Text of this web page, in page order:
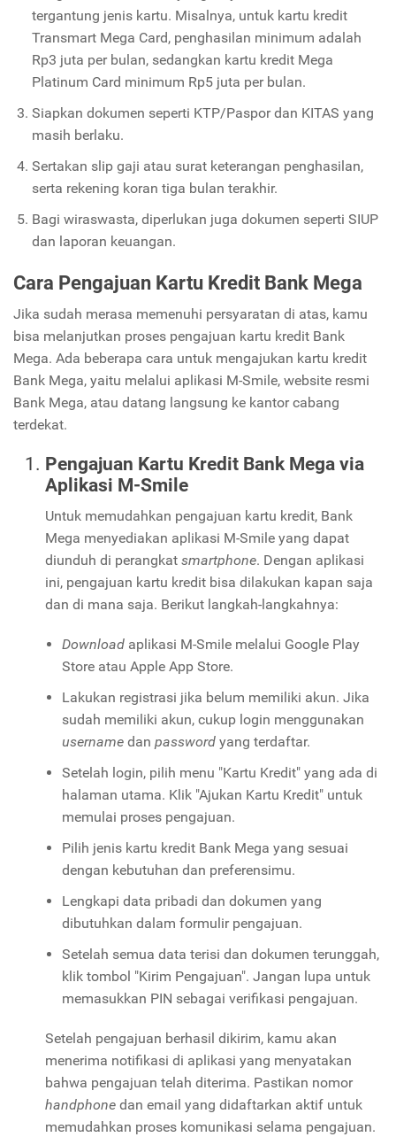
tergantung jenis kartu. Misalnya, untuk kartu kredit
Transmart Mega Card, penghasilan minimum adalah
Rp3 juta per bulan, sedangkan kartu kredit Mega
Platinum Card minimum Rp5 juta per bulan.
Siapkan dokumen seperti KTP/Paspor dan KITAS yang
masih berlaku.
Sertakan slip gaji atau surat keterangan penghasilan,
serta rekening koran tiga bulan terakhir.
Bagi wiraswasta, diperlukan juga dokumen seperti SIUP
dan laporan keuangan.
Cara Pengajuan Kartu Kredit Bank Mega
Jika sudah merasa memenuhi persyaratan di atas, kamu
bisa melanjutkan proses pengajuan kartu kredit Bank
Mega. Ada beberapa cara untuk mengajukan kartu kredit
Bank Mega, yaitu melalui aplikasi M-Smile, website resmi
Bank Mega, atau datang langsung ke kantor cabang
terdekat.
Pengajuan Kartu Kredit Bank Mega via
Aplikasi M-Smile
Untuk memudahkan pengajuan kartu kredit, Bank
Mega menyediakan aplikasi M-Smile yang dapat
diunduh di perangkat smartphone. Dengan aplikasi
ini, pengajuan kartu kredit bisa dilakukan kapan saja
dan di mana saja. Berikut langkah-langkahnya:
Download aplikasi M-Smile melalui Google Play
Store atau Apple App Store.
Lakukan registrasi jika belum memiliki akun. Jika
sudah memiliki akun, cukup login menggunakan
username danpassword yang terdaftar.
Setelah login, pilih menu "Kartu Kredit" yang ada di
halaman utama. Klik "Ajukan Kartu Kredit" untuk
memulai proses pengajuan.
Pilih jenis kartu kredit Bank Mega yang sesuai
dengan kebutuhan dan preferensimu.
Lengkapi data pribadi dan dokumen yang
dibutuhkan dalam formulir pengajuan.
Setelah semua data terisi dan dokumen terunggah,
klik tombol "Kirim Pengajuan". Jangan lupa untuk
memasukkan PIN sebagai verifikasi pengajuan.
Setelah pengajuan berhasil dikirim, kamu akan
menerima notifikasi di aplikasi yang menyatakan
bahwa pengajuan telah diterima. Pastikan nomor
handphone dan email yang didaftarkan aktif untuk
memudahkan proses komunikasi selama pengajuan.